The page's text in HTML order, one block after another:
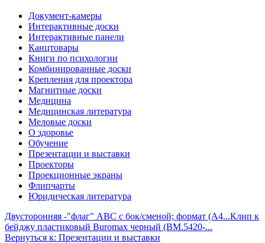
Документ-камеры
Интерактивные доски
Интерактивные панели
Канцтовары
Книги по психологии
Комбинированные доски
Крепления для проектора
Магнитные доски
Медицина
Медицинская литература
Меловые доски
О здоровье
Обучение
Презентации и выставки
Проекторы
Проекционные экраны
Флипчарты
Юридическая литература
Двусторонняя -"флаг" ABC с бок/сменой; формат (A4...Клип к
бейджу пластиковый Buromax черный (BM.5420-...
Вернуться к: Презентации и выставки